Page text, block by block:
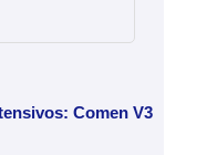
Comen V3